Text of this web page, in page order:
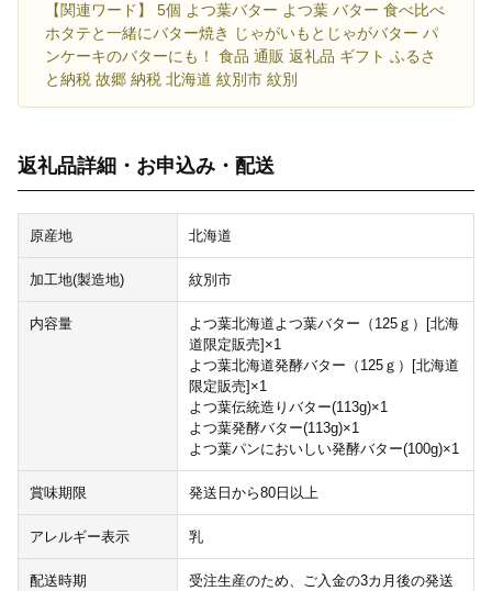
【関連ワード】 5個 よつ葉バター よつ葉 バター 食べ比べ
ホタテと一緒にバター焼き じゃがいもとじゃがバター パ
ンケーキのバターにも！ 食品 通販 返礼品 ギフト ふるさ
と納税 故郷 納税 北海道 紋別市 紋別
返礼品詳細・お申込み・配送
原産地 北海道
加工地(製造地) 紋別市
内容量
よつ葉北海道よつ葉バター（125ｇ）[北海
道限定販売]×1
よつ葉北海道発酵バター（125ｇ）[北海道
限定販売]×1
よつ葉伝統造りバター(113g)×1
よつ葉発酵バター(113g)×1
よつ葉パンにおいしい発酵バター(100g)×1
賞味期限 発送日から80日以上
アレルギー表示 乳
配送時期
受注生産のため、ご入金の3カ月後の発送